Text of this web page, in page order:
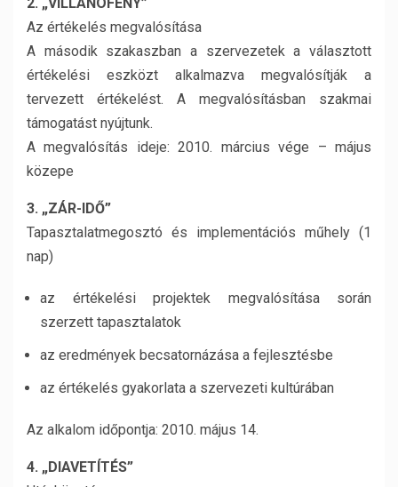
Az értékelés megvalósítása
A második szakaszban a szervezetek a választott
értékelési eszközt alkalmazva megvalósítják a
tervezett értékelést. A megvalósításban szakmai
támogatást nyújtunk.
A megvalósítás ideje: 2010. március vége – május
közepe
3. „ZÁR-IDŐ”
Tapasztalatmegosztó és implementációs műhely (1
nap)
az értékelési projektek megvalósítása során
szerzett tapasztalatok
az eredmények becsatornázása a fejlesztésbe
az értékelés gyakorlata a szervezeti kultúrában
Az alkalom időpontja: 2010. május 14.
4. „DIAVETÍTÉS”